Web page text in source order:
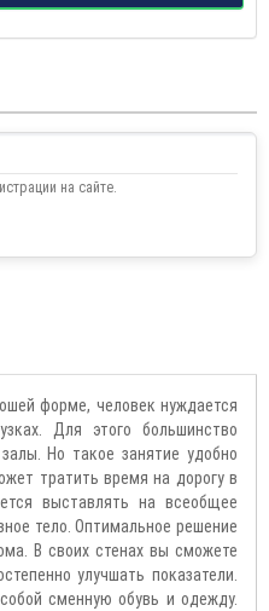
на сайте.
форме, человек нуждается
Для этого большинство
Но такое занятие удобно
тратить время на дорогу в
выставлять на всеобщее
тело. Оптимальное решение
В своих стенах вы сможете
улучшать показатели.
сменную обувь и одежду.